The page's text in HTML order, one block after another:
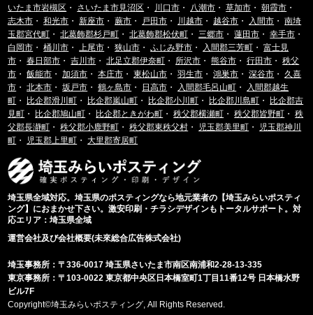
いたま市岩槻区 ・ さいたま市見沼区 ・ 川口市 ・ 八潮市 ・草加市 ・朝霞市 ・
志木市 ・和光市 ・新座市 ・蕨市 ・ 戸田市 ・ 川越市 ・ 越谷市 ・ 入間市 ・南埼
玉郡宮代町 ・北葛飾郡杉戸町 ・北葛飾郡松伏町 ・ 三郷市 ・蓮田市 ・幸手市 ・
白岡市 ・桶川市 ・ 上尾市 ・狭山市 ・ふじみ野市 ・ 入間郡三芳町 ・富士見
市 ・春日部市 ・吉川市 ・北足立郡伊奈町 ・ 所沢市 ・熊谷市 ・行田市 ・秩父
市 ・飯能市 ・加須市 ・本庄市 ・東松山市 ・羽生市 ・鴻巣市 ・深谷市 ・ 久喜
市 ・北本市 ・坂戸市 ・鶴ヶ島市 ・ 日高市 ・ 入間郡毛呂山町 ・
入間郡越生
町 ・ 比企郡滑川町 ・ 比企郡嵐山町 ・ 比企郡小川町 ・ 比企郡川島町 ・ 比企郡吉
見町 ・ 比企郡鳩山町 ・ 比企郡ときがわ町 ・秩父郡横瀬町 ・秩父郡皆野町 ・秩
父郡長瀞町 ・秩父郡小鹿野町 ・秩父郡東秩父村 ・ 児玉郡美里町 ・
児玉郡神川
町 ・ 児玉郡上里町 ・大里郡寄居町
埼玉県全域対応。埼玉県のポスティングなら地元業者の【埼玉みらいポスティ
ング】におまかせ下さい。激安印刷・チラシデザインもトータルサポート。対
応エリア：埼玉県全域
運営会社及び会社概要(未來総合広告株式会社)
埼玉事務所：〒336-0017 埼玉県さいたま市南区南浦和2-28-13-335
東京事務所：〒103-0022 東京都中央区日本橋室町1丁目11番12号 日本橋水野
ビル7F
Copyright©埼玉みらいポスティング, All Rights Reserved.